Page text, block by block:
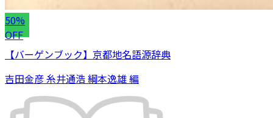
50%
OFF
【バーゲンブック】京都地名語源辞典
吉田金彦 糸井通浩 綱本逸雄 編